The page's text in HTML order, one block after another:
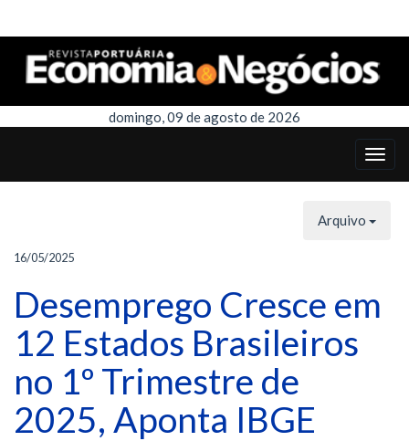
domingo, 09 de agosto de 2026
Arquivo
16/05/2025
Desemprego Cresce em
12 Estados Brasileiros
no 1º Trimestre de
2025, Aponta IBGE